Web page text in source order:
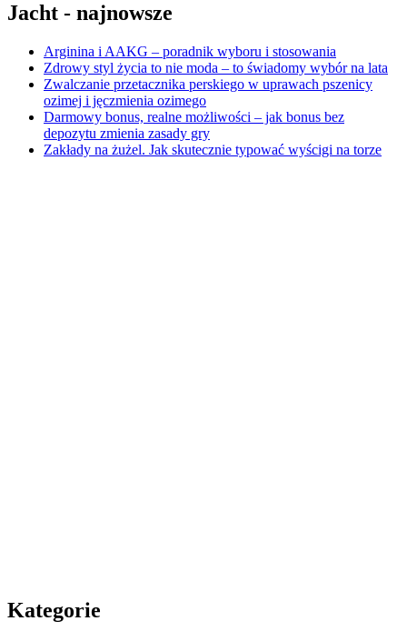
Jacht - najnowsze
Arginina i AAKG – poradnik wyboru i stosowania
Zdrowy styl życia to nie moda – to świadomy wybór na lata
Zwalczanie przetacznika perskiego w uprawach pszenicy
ozimej i jęczmienia ozimego
Darmowy bonus, realne możliwości – jak bonus bez
depozytu zmienia zasady gry
Zakłady na żużel. Jak skutecznie typować wyścigi na torze
Kategorie